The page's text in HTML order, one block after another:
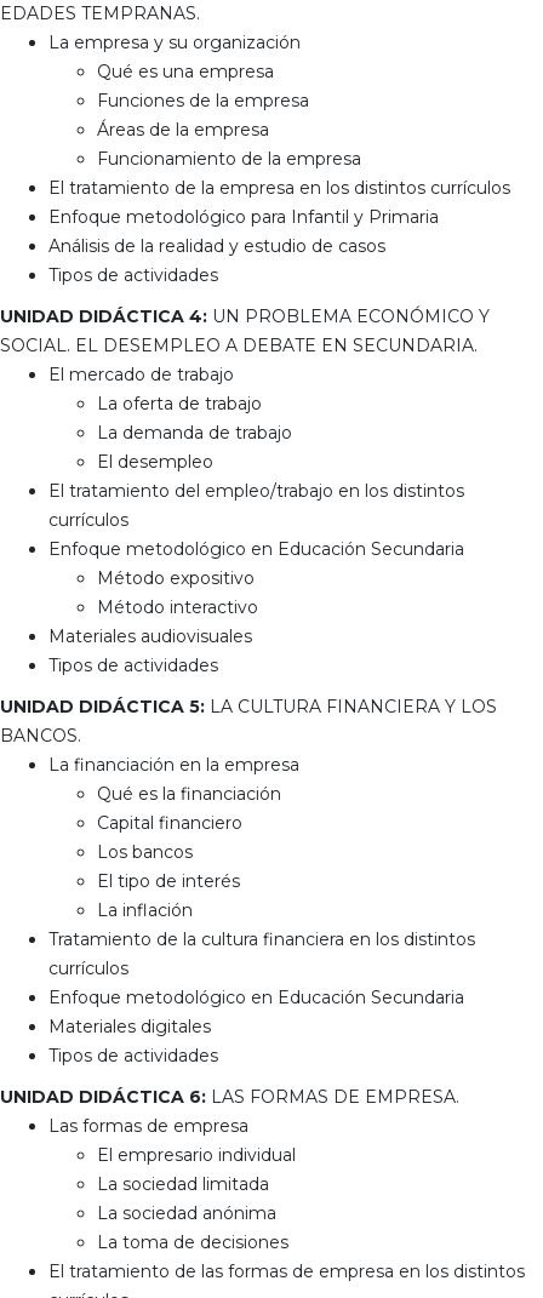
EDADES TEMPRANAS.
La empresa y su organización
Qué es una empresa
Funciones de la empresa
Áreas de la empresa
Funcionamiento de la empresa
El tratamiento de la empresa en los distintos currículos
Enfoque metodológico para Infantil y Primaria
Análisis de la realidad y estudio de casos
Tipos de actividades
UNIDAD DIDÁCTICA 4: UN PROBLEMA ECONÓMICO Y
SOCIAL. EL DESEMPLEO A DEBATE EN SECUNDARIA.
El mercado de trabajo
La oferta de trabajo
La demanda de trabajo
El desempleo
El tratamiento del empleo/trabajo en los distintos
currículos
Enfoque metodológico en Educación Secundaria
Método expositivo
Método interactivo
Materiales audiovisuales
Tipos de actividades
UNIDAD DIDÁCTICA 5: LA CULTURA FINANCIERA Y LOS
BANCOS.
La financiación en la empresa
Qué es la financiación
Capital financiero
Los bancos
El tipo de interés
La inflación
Tratamiento de la cultura financiera en los distintos
currículos
Enfoque metodológico en Educación Secundaria
Materiales digitales
Tipos de actividades
UNIDAD DIDÁCTICA 6: LAS FORMAS DE EMPRESA.
Las formas de empresa
El empresario individual
La sociedad limitada
La sociedad anónima
La toma de decisiones
El tratamiento de las formas de empresa en los distintos